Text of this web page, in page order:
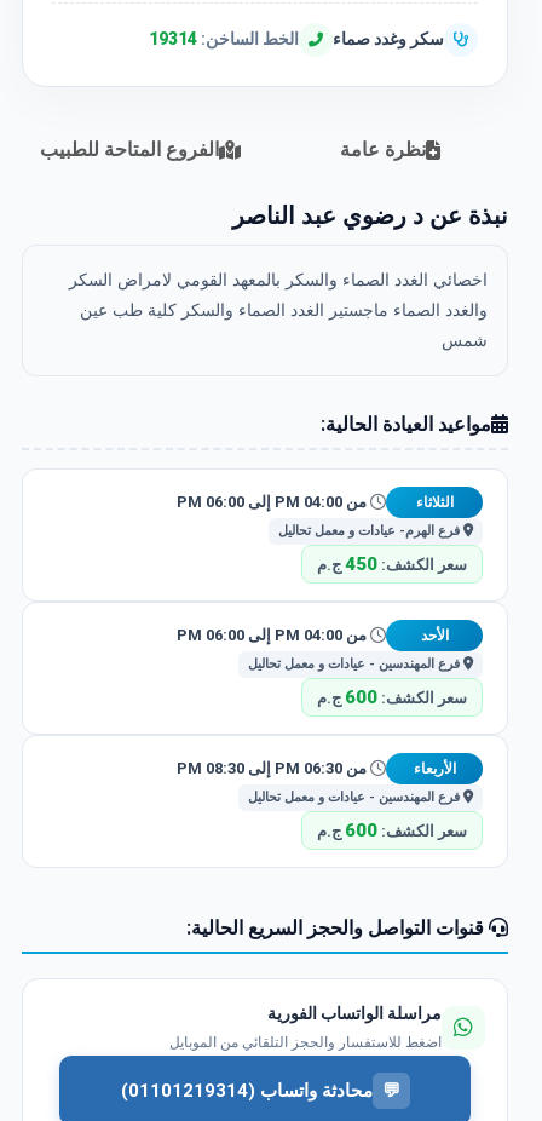
سكر وغدد صماء الخط الساخن: 19314
نظرة عامة الفروع المتاحة للطبيب
نبذة عن د رضوي عبد الناصر
اخصائي الغدد الصماء والسكر بالمعهد القومي لامراض السكر
والغدد الصماء ماجستير الغدد الصماء والسكر كلية طب عين
شمس
مواعيد العيادة الحالية:
الثلاثاء من 04:00 PM إلى 06:00 PM
فرع الهرم- عيادات و معمل تحاليل
سعر الكشف: 450 ج.م
الأحد من 04:00 PM إلى 06:00 PM
فرع المهندسين - عيادات و معمل تحاليل
سعر الكشف: 600 ج.م
الأربعاء من 06:30 PM إلى 08:30 PM
فرع المهندسين - عيادات و معمل تحاليل
سعر الكشف: 600 ج.م
قنوات التواصل والحجز السريع الحالية:
مراسلة الواتساب الفورية
اضغط للاستفسار والحجز التلقائي من الموبايل
💬 محادثة واتساب (01101219314)